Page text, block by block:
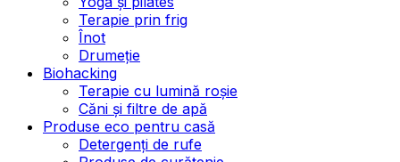
Terapie prin frig
Înot
Drumeție
Biohacking
Terapie cu lumină roșie
Căni și filtre de apă
Produse eco pentru casă
Detergenți de rufe